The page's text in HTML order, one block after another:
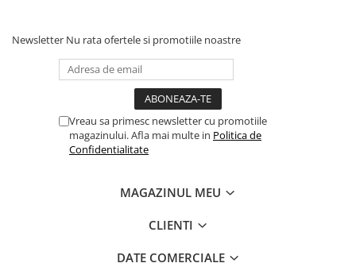
Newsletter Nu rata ofertele si promotiile noastre
Vreau sa primesc newsletter cu promotiile
magazinului. Afla mai multe in Politica de
Confidentialitate
MAGAZINUL MEU
CLIENTI
DATE COMERCIALE